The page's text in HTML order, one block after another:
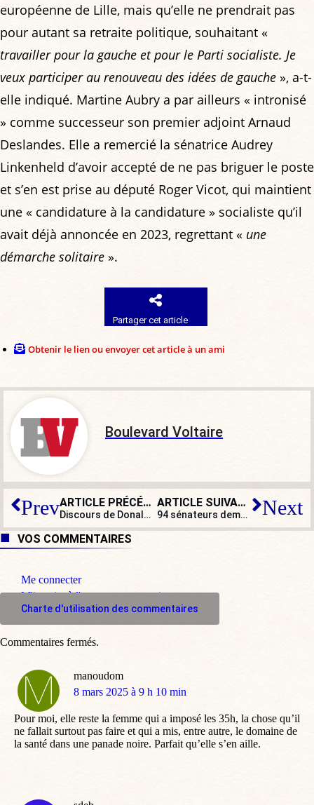
européenne de Lille, mais qu’elle ne prendrait pas
pour autant sa retraite politique, souhaitant «
travailler pour la gauche et pour le Parti socialiste. Je
veux participer au renouveau des idées de gauche », a-t-
elle indiqué. Martine Aubry a par ailleurs « intronisé
» comme successeur son premier adjoint Arnaud
Deslandes. Elle a remercié la sénatrice Audrey
Linkenheld d’avoir accepté de ne pas briguer le poste
et s’en est prise au député Roger Vicot, qui maintient
une « candidature à la candidature » socialiste qu’il
avait déjà annoncée en 2023, regrettant « une
démarche solitaire ».
Partager cet article
Obtenir le lien ou envoyer cet article à un ami
Boulevard Voltaire
Prev ARTICLE PRÉCÉDENT
Discours de Donald Trump au Congrès : les choses sont claires
ARTICLE SUIVANT
94 sénateurs demandent la levée de l’immunité parlementaire de Rima Hassan Next
VOS COMMENTAIRES
Me connecter
M'inscrire à l'espace commentaire
Charte d'utilisation des commentaires
manoudom
dit
8 mars 2025 à 9 h 10 min
Pour moi, elle reste la femme qui a imposé les 35h, la chose qu’il
ne fallait surtout pas faire et qui a mis, entre autre, le domaine de
la santé dans une panade noire. Parfait qu’elle s’en aille.
Commentaires fermés.